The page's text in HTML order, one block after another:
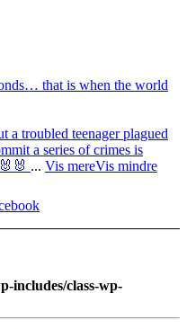
that is when the world
troubled teenager plagued
a series of crimes is
... Vis mereVis mindre
includes/class-wp-